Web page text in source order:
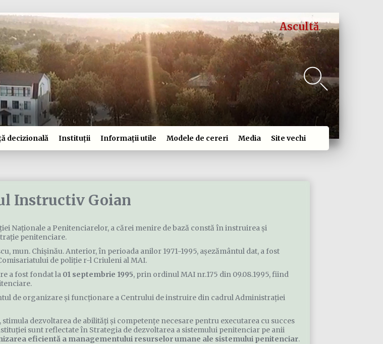
Ascultă
decizională Instituții Informații utile Modele de cereri Media Site vechi
Instructiv Goian
Naționale a Penitenciarelor, a cărei menire de bază constă în instruirea și
penitenciare.
mun. Chişinău. Anterior, în perioada anilor 1971-1995, aşezământul dat, a fost
de poliţie r-l Criuleni al MAI.
a fost fondat la 01 septembrie 1995, prin ordinul MAI nr.175 din 09.08.1995, fiind
de organizare și funcționare a Centrului de instruire din cadrul Administrației
dezvoltarea de abilități și competențe necesare pentru executarea cu succes
sunt reflectate în Strategia de dezvoltarea a sistemului penitenciar pe anii
eficientă a managementului resurselor umane ale sistemului penitenciar.